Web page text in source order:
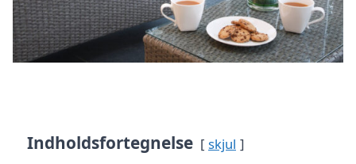
Indholdsfortegnelse skjul